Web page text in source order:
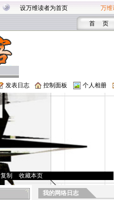
设万维读者为首页 万维
首 页
发表日志 控制面板 个人相册
复制 收藏本页
我的网络日志